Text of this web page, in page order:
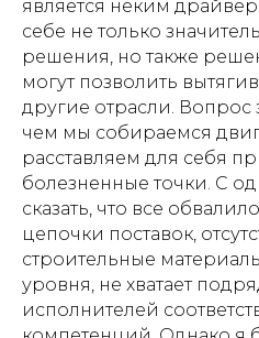
является неким
себе не только
решения, но также
могут позволить
другие отрасли. Вопрос
чем мы собираемся
расставляем для себя
болезненные точки. С
сказать, что все
цепочки поставок,
строительные
уровня, не хватает
исполнителей